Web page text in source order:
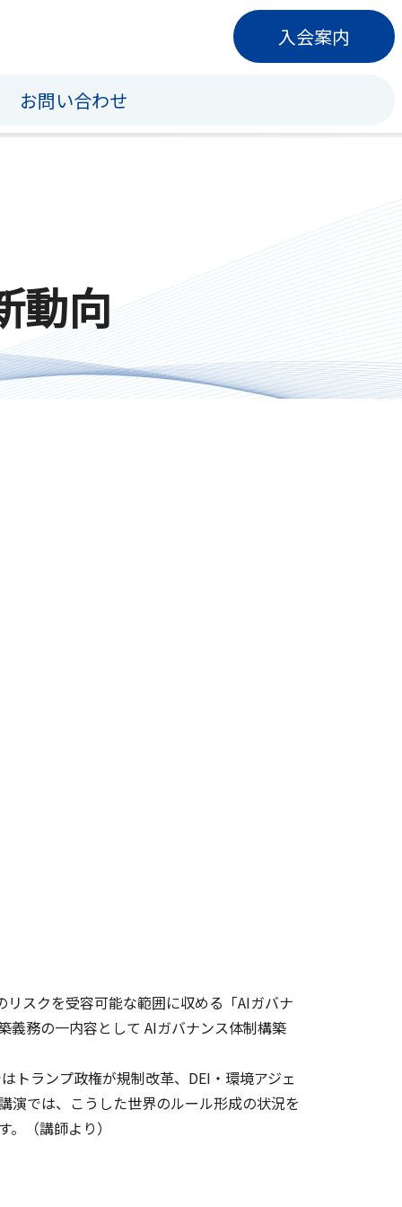
入会案内
お問い合わせ
動向
スクを受容可能な範囲に収める「AIガバナ
義務の一内容として AIガバナンス体制構築
トランプ政権が規制改革、DEI・環境アジェ
演では、こうした世界のルール形成の状況を
（講師より）